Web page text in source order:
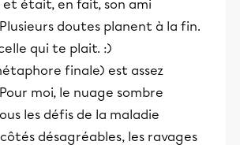
et était, en fait, son ami
doutes planent à la fin.
qui te plait. :)
finale) est assez
moi, le nuage sombre
les défis de la maladie
désagréables, les ravages